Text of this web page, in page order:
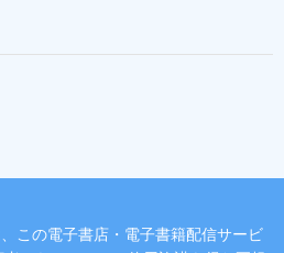
この電子書店・電子書籍配信サービ